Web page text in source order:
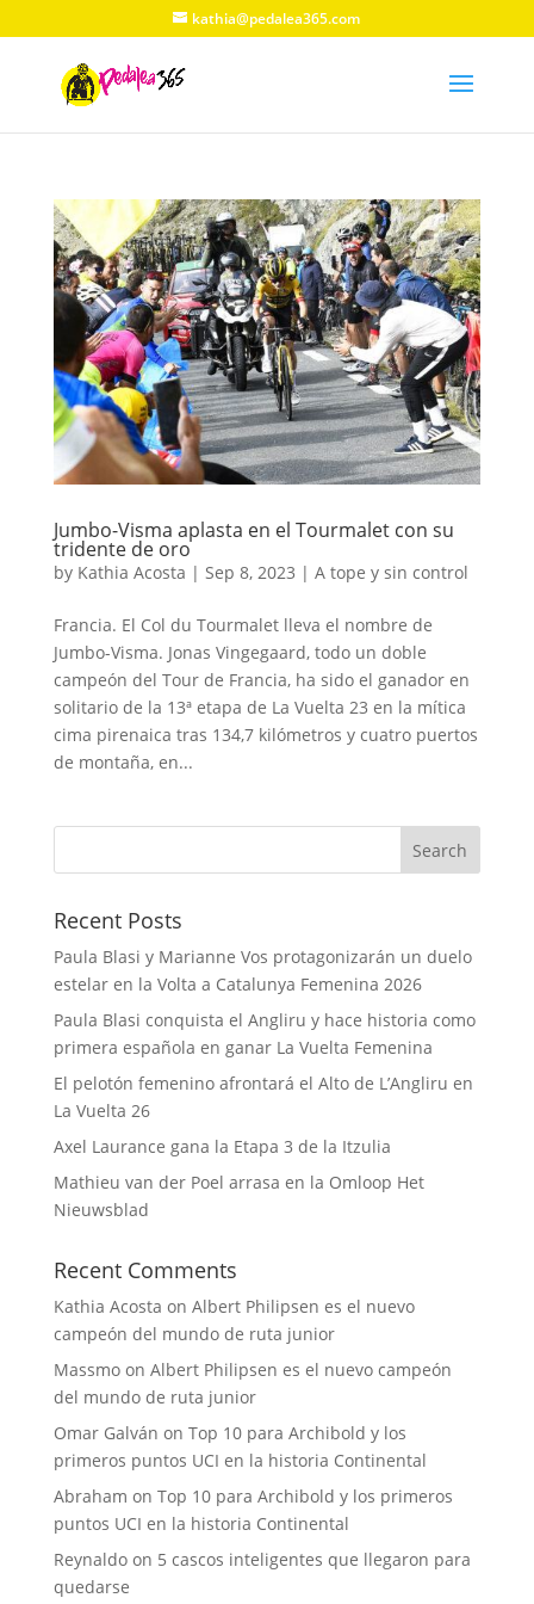
kathia@pedalea365.com
Jumbo-Visma aplasta en el Tourmalet con su
tridente de oro
by Kathia Acosta | Sep 8, 2023 | A tope y sin control
Francia. El Col du Tourmalet lleva el nombre de
Jumbo-Visma. Jonas Vingegaard, todo un doble
campeón del Tour de Francia, ha sido el ganador en
solitario de la 13ª etapa de La Vuelta 23 en la mítica
cima pirenaica tras 134,7 kilómetros y cuatro puertos
de montaña, en...
Recent Posts
Paula Blasi y Marianne Vos protagonizarán un duelo
estelar en la Volta a Catalunya Femenina 2026
Paula Blasi conquista el Angliru y hace historia como
primera española en ganar La Vuelta Femenina
El pelotón femenino afrontará el Alto de L’Angliru en
La Vuelta 26
Axel Laurance gana la Etapa 3 de la Itzulia
Mathieu van der Poel arrasa en la Omloop Het
Nieuwsblad
Recent Comments
Kathia Acosta on Albert Philipsen es el nuevo
campeón del mundo de ruta junior
Massmoon Albert Philipsen es el nuevo campeón
del mundo de ruta junior
Omar Galván on Top 10 para Archibold y los
primeros puntos UCI en la historia Continental
Abraham on Top 10 para Archibold y los primeros
puntos UCI en la historia Continental
Reynaldoon 5 cascos inteligentes que llegaron para
quedarse